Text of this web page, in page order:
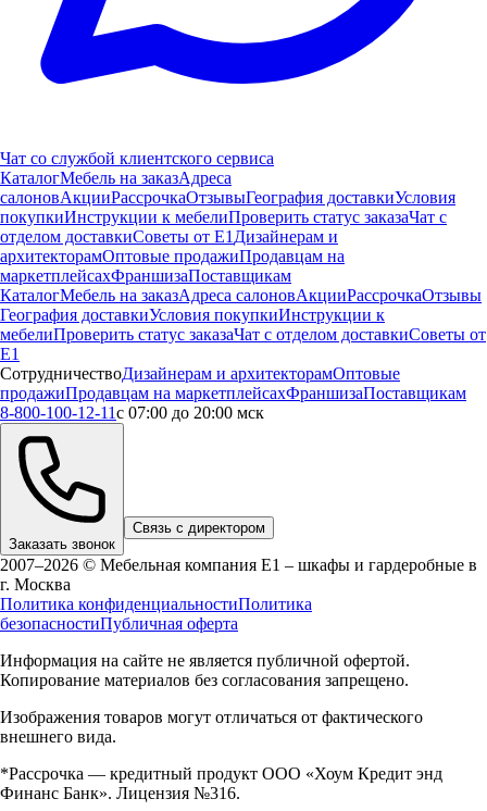
Чат со службой клиентского сервиса
КаталогМебель на заказАдреса
салоновАкцииРассрочкаОтзывыГеография доставкиУсловия
покупкиИнструкции к мебелиПроверить статус заказаЧат с
отделом доставкиСоветы от Е1 Дизайнерам и
архитекторамОптовые продажиПродавцам на
маркетплейсахФраншизаПоставщикам
КаталогМебель на заказАдреса салоновАкцииРассрочкаОтзывы
География доставкиУсловия покупкиИнструкции к
мебелиПроверить статус заказаЧат с отделом доставкиСоветы от
Е1
СотрудничествоДизайнерам и архитекторамОптовые
продажиПродавцам на маркетплейсахФраншизаПоставщикам
8-800-100-12-11с 07:00 до 20:00 мск
Заказать звонок
Связь с директором
2007–2026 © Мебельная компания Е1 – шкафы и гардеробные в
г. Москва
Политика конфиденциальностиПолитика
безопасностиПубличная оферта
Информация на сайте не является публичной офертой.
Копирование материалов без согласования запрещено.
Изображения товаров могут отличаться от фактического
внешнего вида.
*Рассрочка — кредитный продукт ООО «Хоум Кредит энд
Финанс Банк». Лицензия №316.